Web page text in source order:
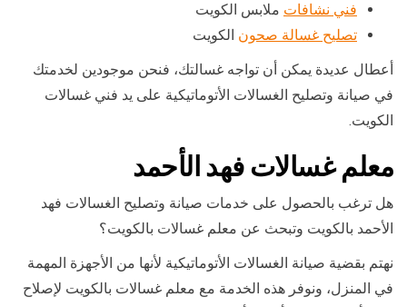
فني نشافات ملابس الكويت
تصليح غسالة صحون الكويت
أعطال عديدة يمكن أن تواجه غسالتك، فنحن موجودين لخدمتك
في صيانة وتصليح الغسالات الأتوماتيكية على يد فني غسالات
الكويت.
معلم غسالات فهد الأحمد
هل ترغب بالحصول على خدمات صيانة وتصليح الغسالات فهد
الأحمد بالكويت وتبحث عن معلم غسالات بالكويت؟
نهتم بقضية صيانة الغسالات الأتوماتيكية لأنها من الأجهزة المهمة
في المنزل، ونوفر هذه الخدمة مع معلم غسالات بالكويت لإصلاح